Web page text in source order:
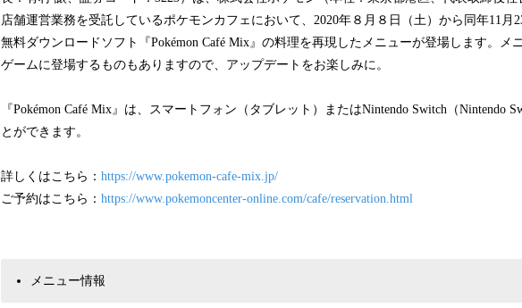
店舗運営業務を受託しているポケモンカフェにおいて、2020年８月８日（土）から同年11月
無料ダウンロードソフト『Pokémon Café Mix』の料理を再現したメニューが登場します。メ
ゲームに登場するものもありますので、アップデートをお楽しみに。
『Pokémon Café Mix』は、スマートフォン（タブレット）またはNintendo Switch（Nintendo
とができます。
詳しくはこちら： https://www.pokemon-cafe-mix.jp/
ご予約はこちら： https://www.pokemoncenter-online.com/cafe/reservation.html
メニュー情報